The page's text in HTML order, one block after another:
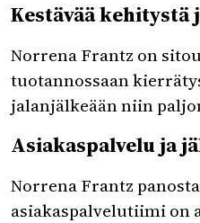
Kestävää kehitystä
Norrena Frantz on
tuotannossaan
jalanjälkeään niin
Asiakaspalvelu ja
Norrena Frantz
asiakaspalvelutiimi on